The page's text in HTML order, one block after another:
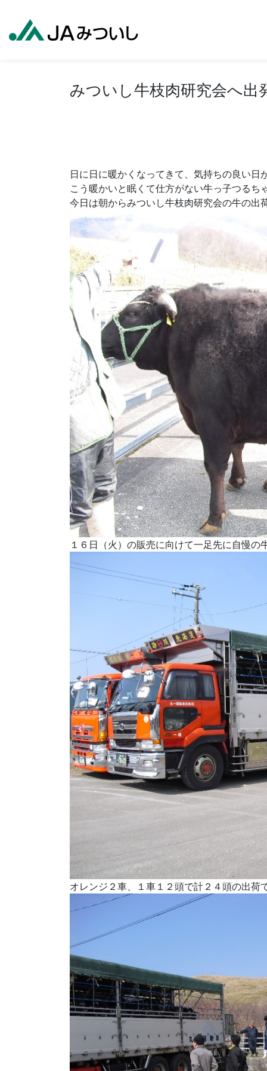
みついし牛枝肉研究会へ出
日に日に暖かくなってきて、気持ちの良い日
こう暖かいと眠くて仕方がない牛っ子つる
今日は朝からみついし牛枝肉研究会の牛の出
１６日（火）の販売に向けて一足先に自慢
オレンジ２車、１車１２頭で計２４頭の出荷